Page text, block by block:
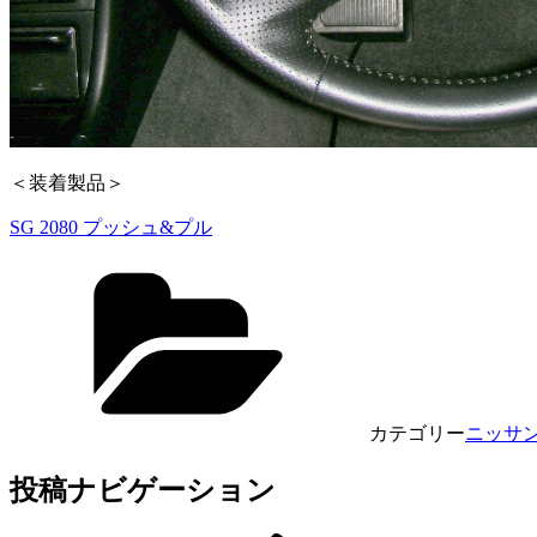
＜装着製品＞
SG 2080 プッシュ&プル
カテゴリーニッサ
投稿ナビゲーション